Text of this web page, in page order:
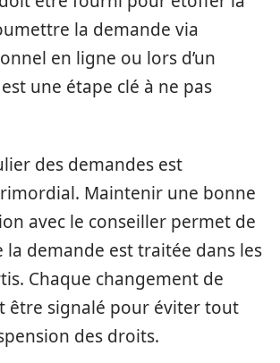
la demande via
en ligne ou lors d’un
une étape clé à ne pas
des demandes est
Maintenir une bonne
avec le conseiller permet de
la demande est traitée dans les
Chaque changement de
être signalé pour éviter tout
des droits.